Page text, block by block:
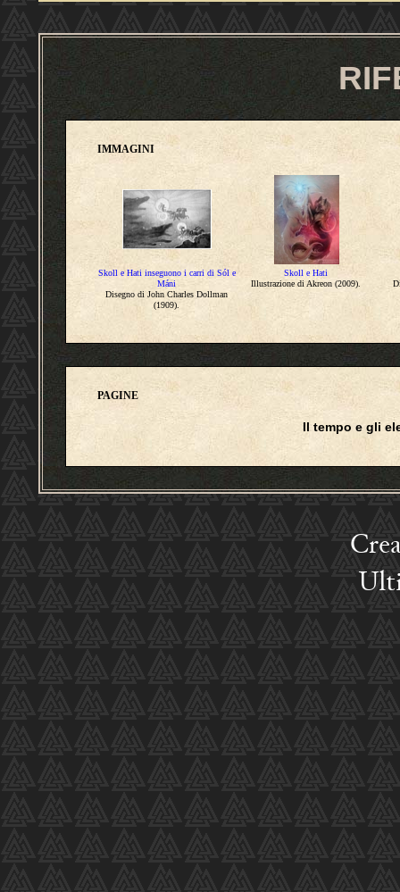
IMMAGINI
Skoll e Hati inseguono i carri di Sól e
Máni
Disegno di John Charles Dollman
(1909).
Skoll e Hati
Illustrazione di Akreon (2009).
PAGINE
Il tempo e gli